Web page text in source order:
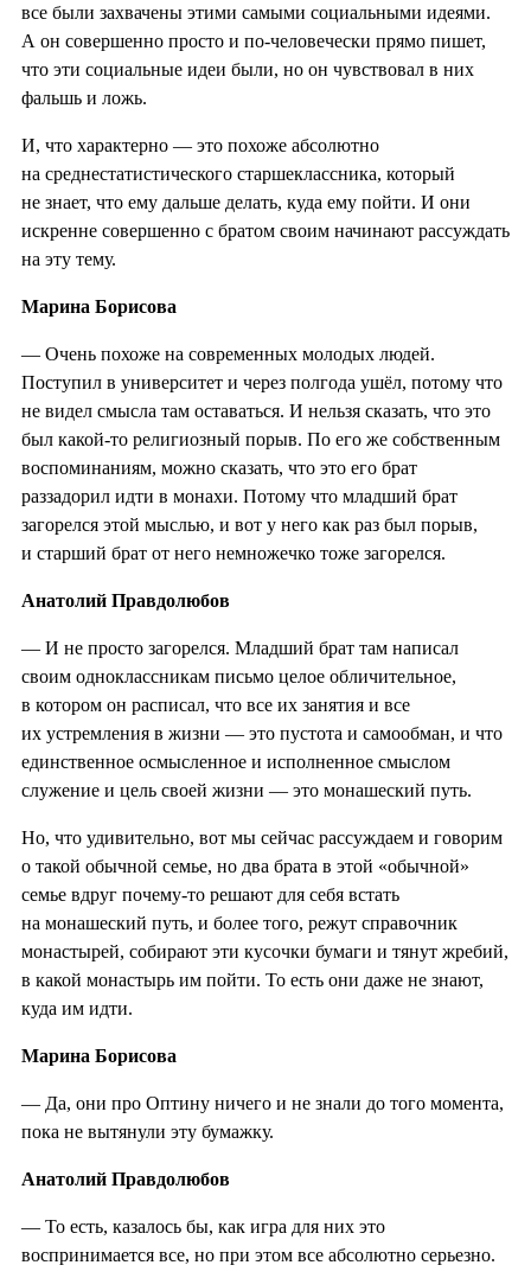
все были захвачены этими самыми социальными идеями.
А он совершенно просто и по-человечески прямо пишет,
что эти социальные идеи были, но он чувствовал в них
фальшь и ложь.
И, что характерно — это похоже абсолютно
на среднестатистического старшеклассника, который
не знает, что ему дальше делать, куда ему пойти. И они
искренне совершенно с братом своим начинают рассуждать
на эту тему.
Марина Борисова
— Очень похоже на современных молодых людей.
Поступил в университет и через полгода ушёл, потому что
не видел смысла там оставаться. И нельзя сказать, что это
был какой-то религиозный порыв. По его же собственным
воспоминаниям, можно сказать, что это его брат
раззадорил идти в монахи. Потому что младший брат
загорелся этой мыслью, и вот у него как раз был порыв,
и старший брат от него немножечко тоже загорелся.
Анатолий Правдолюбов
— И не просто загорелся. Младший брат там написал
своим одноклассникам письмо целое обличительное,
в котором он расписал, что все их занятия и все
их устремления в жизни — это пустота и самообман, и что
единственное осмысленное и исполненное смыслом
служение и цель своей жизни — это монашеский путь.
Но, что удивительно, вот мы сейчас рассуждаем и говорим
о такой обычной семье, но два брата в этой «обычной»
семье вдруг почему-то решают для себя встать
на монашеский путь, и более того, режут справочник
монастырей, собирают эти кусочки бумаги и тянут жребий,
в какой монастырь им пойти. То есть они даже не знают,
куда им идти.
Марина Борисова
— Да, они про Оптину ничего и не знали до того момента,
пока не вытянули эту бумажку.
Анатолий Правдолюбов
— То есть, казалось бы, как игра для них это
воспринимается все, но при этом все абсолютно серьезно.